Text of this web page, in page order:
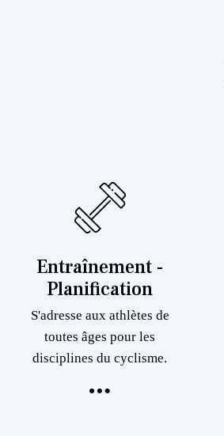
Entraînement -
Planification
S'adresse aux athlètes de
toutes âges pour les
disciplines du cyclisme.